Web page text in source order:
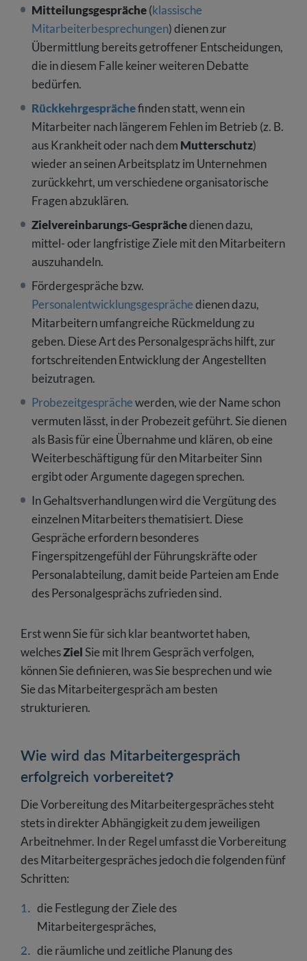
Mitteilungsgespräche(klassische
Mitarbeiterbesprechungen) dienen zur
Übermittlung bereits getroffener Entscheidungen,
die in diesem Falle keiner weiteren Debatte
bedürfen.
Rückkehrgesprächefinden statt, wenn ein
Mitarbeiter nach längerem Fehlen im Betrieb (z. B.
aus Krankheit oder nach dem Mutterschutz)
wieder an seinen Arbeitsplatz im Unternehmen
zurückkehrt, um verschiedene organisatorische
Fragen abzuklären.
Zielvereinbarungs-Gesprächedienen dazu,
mittel- oder langfristige Ziele mit den Mitarbeitern
auszuhandeln.
Fördergespräche bzw.
Personalentwicklungsgesprächedienen dazu,
Mitarbeitern umfangreiche Rückmeldung zu
geben. Diese Art des Personalgesprächs hilft, zur
fortschreitenden Entwicklung der Angestellten
beizutragen.
Probezeitgesprächewerden, wie der Name schon
vermuten lässt, in der Probezeit geführt. Sie dienen
als Basis für eine Übernahme und klären, ob eine
Weiterbeschäftigung für den Mitarbeiter Sinn
ergibt oder Argumente dagegen sprechen.
In Gehaltsverhandlungen wird die Vergütung des
einzelnen Mitarbeiters thematisiert. Diese
Gespräche erfordern besonderes
Fingerspitzengefühl der Führungskräfte oder
Personalabteilung, damit beide Parteien am Ende
des Personalgesprächs zufrieden sind.
Erst wenn Sie für sich klar beantwortet haben,
welchesZielSie mit Ihrem Gespräch verfolgen,
können Sie definieren, was Sie besprechen und wie
Sie das Mitarbeitergespräch am besten
strukturieren.
Wie wird das Mitarbeitergespräch
erfolgreich vorbereitet?
Die Vorbereitung des Mitarbeitergespräches steht
stets in direkter Abhängigkeit zu dem jeweiligen
Arbeitnehmer. In der Regel umfasst die Vorbereitung
des Mitarbeitergespräches jedoch die folgenden fünf
Schritten:
die Festlegung der Ziele des
Mitarbeitergespräches,
die räumliche und zeitliche Planung des